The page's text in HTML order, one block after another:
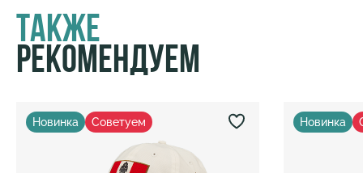
Также
Рекомендуем
Новинка Советуем Новинка